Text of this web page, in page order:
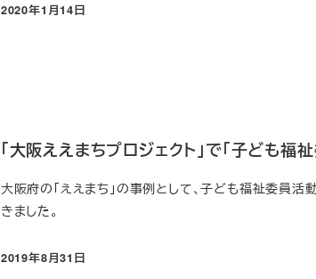
投稿日
2020年1月14日
「大阪ええまちプロジェクト」で「子ども
大阪府の「ええまち」の事例として、子ども福祉委員
きました。
投稿日
2019年8月31日